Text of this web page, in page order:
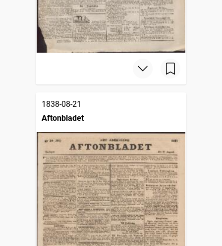
1838-08-21
Aftonbladet